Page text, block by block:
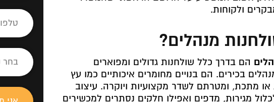
ולקוחות.
מנהלים?
הם בדרך כלל שולחנות גדולים ומפוארים
בכירים. הם בנויים מחומרים איכותיים כמו עץ
או מתכת, ומטרתם לשדר מקצועיות ויוקרה. עיצוב
מגירות, מדפים ואפילו חלקים נסתרים למכשירים